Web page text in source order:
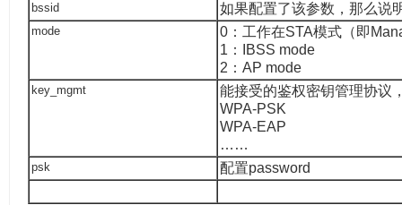
bssid 如果配置了该参数，那么说
mode
0：工作在STA模式（即
1：IBSS mode
2：AP mode
key_mgmt
能接受的鉴权密钥管理协议
WPA-PSK
WPA-EAP
……
psk 配置password